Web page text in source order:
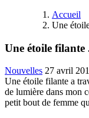
Accueil
Une
Une étoile filante
Nouvelles 27 avril
Une étoile filante a
de lumière dans mon
petit bout de femme